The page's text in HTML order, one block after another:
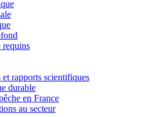
requins
rapports scientifiques
durable
en France
au secteur